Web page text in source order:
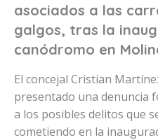
asociados a las
galgos, tras la
canódromo en
El concejal Cristian
presentado una denuncia
a los posibles delitos que
cometiendo en la